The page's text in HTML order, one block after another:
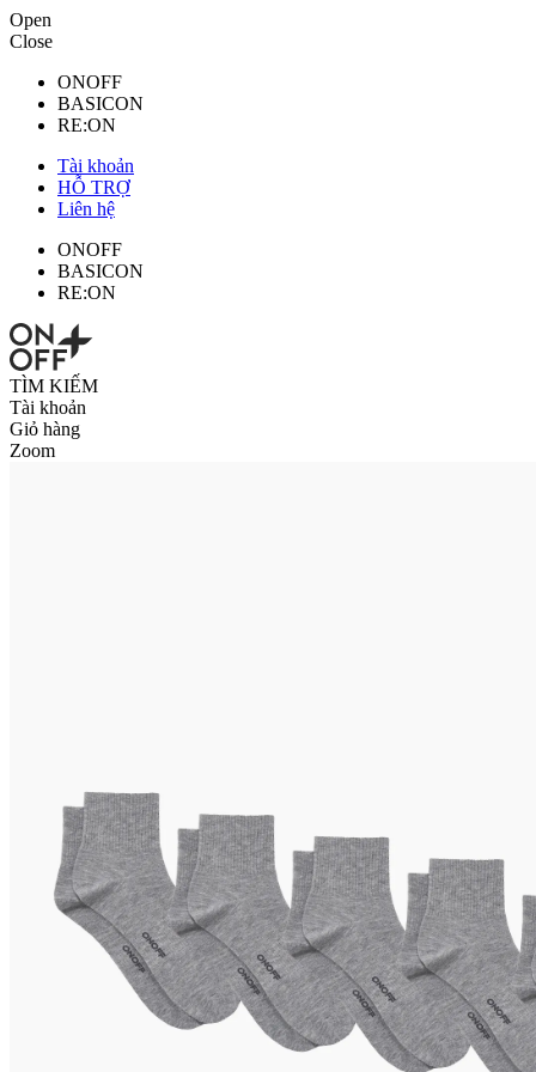
Open
Close
ONOFF
BASICON
RE:ON
Tài khoản
HỖ TRỢ
Liên hệ
ONOFF
BASICON
RE:ON
TÌM KIẾM
Tài khoản
Giỏ hàng
Zoom